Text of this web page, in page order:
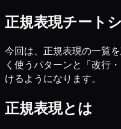
正規表現チート
今回は、正規表現の一覧
く使うパターンと「改行
けるようになります。
正規表現とは